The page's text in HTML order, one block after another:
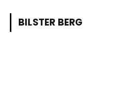
BILSTER BERG